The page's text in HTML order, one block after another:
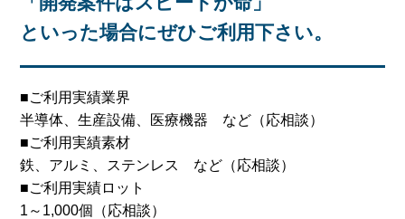
といった場合にぜひご利用下さい。
■ご利用実績業界
半導体、生産設備、医療機器 など（応相談）
■ご利用実績素材
鉄、アルミ、ステンレス など（応相談）
■ご利用実績ロット
1～1,000個（応相談）